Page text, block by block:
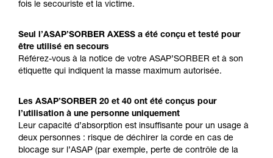
fois le secouriste et la victime.
Seul l’ASAP’SORBER AXESS a été conçu et testé pour
être utilisé en secours
Référez-vous à la notice de votre ASAP’SORBER et à son
étiquette qui indiquent la masse maximum autorisée.
Les ASAP’SORBER 20 et 40 ont été conçus pour
l’utilisation à une personne uniquement
Leur capacité d’absorption est insuffisante pour un usage à
deux personnes : risque de déchirer la corde en cas de
blocage sur l’ASAP (par exemple, perte de contrôle de la